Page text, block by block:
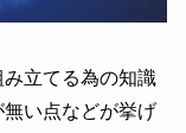
立てる為の知識
い点などが挙げ